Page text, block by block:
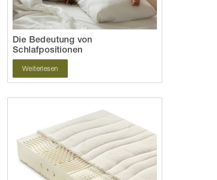
Die Bedeutung von
Schlafpositionen
Weiterlesen